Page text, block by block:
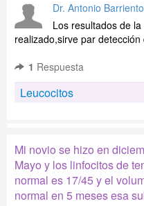
Dr. Antonio
Los resultados de
realizado,sirve par
1 Respuesta
Leucocitos
Mi novio se hizo en
Mayo y los linfocitos de
normal es 17/45 y el
normal en 5 meses esa